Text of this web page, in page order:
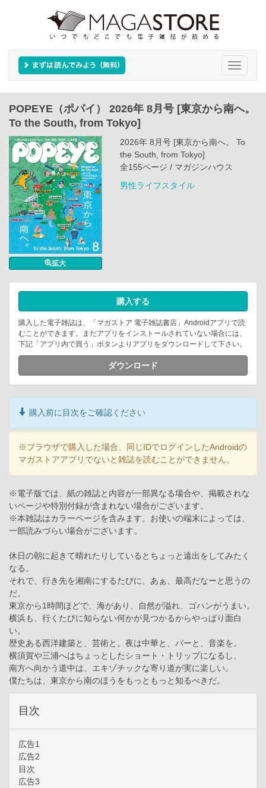
Toggle
POPEYE（ポパイ） 2026年 8月号 [東京から南へ。
To the South, from Tokyo]
拡大
2026年 8月号 [東京から南へ。 To
the South, from Tokyo]
全155ページ / マガジンハウス
男性ライフスタイル
購入する
購入した電子雑誌は、「マガストア 電子雑誌書店」Androidアプリで読
むことができます。まだアプリをインストールされていない場合には、
下記「アプリ内で買う」ボタンよりアプリをダウンロードして下さい。
ダウンロード
購入前に目次をご確認ください
※ブラウザで購入した場合、同じIDでログインしたAndroidの
マガストアアプリでないと雑誌を読むことができません。
※電子版では、紙の雑誌と内容が一部異なる場合や、掲載されな
いページや特別付録が含まれない場合がございます。
※本雑誌はカラーページを含みます。お使いの端末によっては、
一部読みづらい場合がございます。
休日の朝に起きて晴れたりしているとちょっと遠出をしてみたく
なる。
それで、行き先を湘南にするたびに、あぁ、最高だなーと思うの
だ。
東京から1時間ほどで、海があり、自然が溢れ、ゴハンがうまい。
横浜も、行くたびに知らない何かが見つかるからやっぱり面白
い。
歴史ある西洋建築と、芸術と。夜は中華と、バーと、音楽を。
横須賀や三浦へはちょっとしたショート・トリップになるし、
南方へ向かう道中は、エキゾチックな寄り道が実に楽しい。
僕たちは、東京から南のほうをもっともっと知るべきだ。
目次
広告1
広告2
目次
広告3